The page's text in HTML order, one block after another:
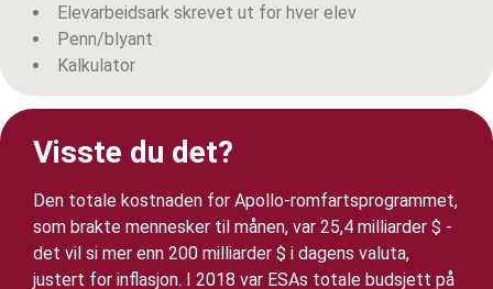
Elevarbeidsark skrevet ut for hver elev
Penn/blyant
Kalkulator
Visste du det?
Den totale kostnaden for Apollo-romfartsprogrammet,
som brakte mennesker til månen, var 25,4 milliarder $ -
det vil si mer enn 200 milliarder $ i dagens valuta,
justert for inflasjon. I 2018 var ESAs totale budsjett på